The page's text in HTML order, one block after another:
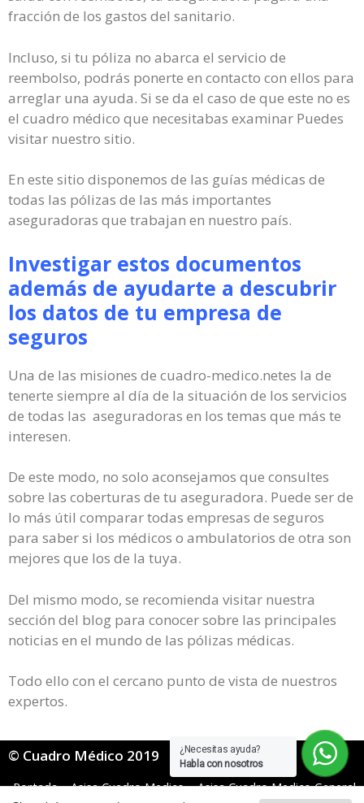
¿Necesitas ayuda?
Habla con nosotros
fracción de los gastos del sanitario.
Incluso, si tu póliza no abarca el servicio de
reembolso, podrás ponerte en contacto con ellos para
arreglar una ayuda. Si se da el caso de que este no es
el cuadro médico que necesitabas examinar Puedes
visitar nuestro sitio.
En este sitio disponemos de las guías médicas de
todas las pólizas de las más importantes
aseguradoras que trabajan en nuestro país.
Investigar estos documentos
además de ayudarte a descubrir
los datos de tu empresa de
seguros
Una de las misiones de cuadro-medico.netes la de
tenerte siempre al día de la situación de los servicios
de todas las aseguradoras en los temas que más te
interesen.
De este modo, no solo aconsejamos que consultes
sobre las coberturas de tu aseguradora. Puede ser de
lo más útil comparar todas empresas de seguros
para saber si los médicos o ambulatorios de otra son
mejores que los de la tuya.
Del mismo modo, se recomienda visitar nuestra
sección del blog para conocer sobre las principales
noticias en el mundo de las pólizas médicas.
Todo ello con el cercano punto de vista de nuestros
expertos.
© Cuadro Médico 2019
Portada»Asisa Cuadro Medico»Asisa Cuadro Medico General